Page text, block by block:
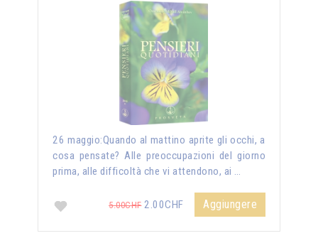
26 maggio:Quando al mattino aprite gli occhi, a
cosa pensate? Alle preoccupazioni del giorno
prima, alle difficoltà che vi attendono, ai …
5.00CHF2.00CHF Aggiungere